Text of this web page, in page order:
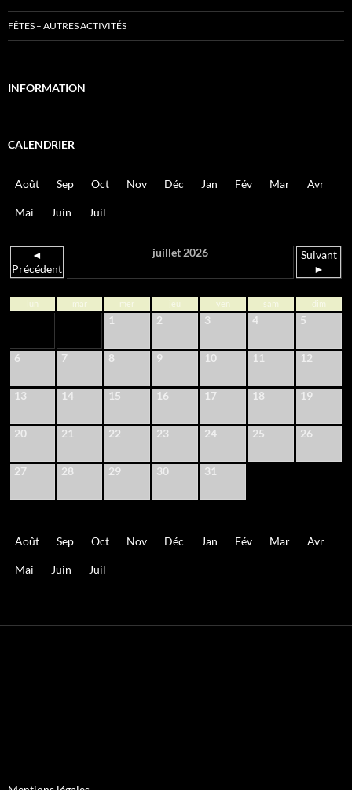
FÊTES – AUTRES ACTIVITÉS
INFORMATION
CALENDRIER
Août Sep Oct Nov Déc Jan Fév Mar Avr
Mai Juin Juil
◄
Précédent
juillet 2026
Suivant
►
lun mar mer jeu ven sam dim
1 2 3 4 5
6 7 8 9 10 11 12
13 14 15 16 17 18 19
20 21 22 23 24 25 26
27 28 29 30 31
Août Sep Oct Nov Déc Jan Fév Mar Avr
Mai Juin Juil